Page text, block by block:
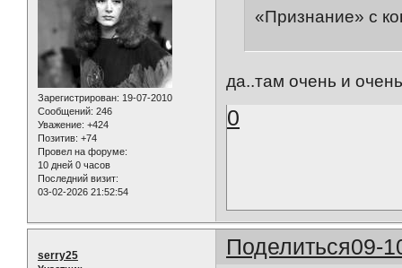
Зарегистрирован: 19-07-2010
Сообщений: 246
Уважение: +424
Позитив: +74
Провел на форуме:
10 дней 0 часов
Последний визит:
03-02-2026 21:52:54
«Признание» с
да..там очень и
0
Поделиться09-
serry25